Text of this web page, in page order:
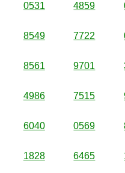
0531 4859
8549 7722
8561 9701
4986 7515
6040 0569
1828 6465